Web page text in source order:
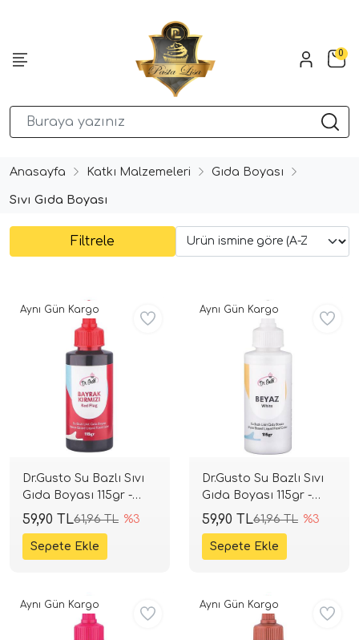
0
Anasayfa Katkı Malzemeleri Gıda Boyası
Sıvı Gıda Boyası
Filtrele
Dr.Gusto Su Bazlı Sıvı
Gıda Boyası 115gr -
Bayrak Kırmızı
61,96 TL %3
59,90 TL
Aynı Gün Kargo
Dr.Gusto Su Bazlı Sıvı
Gıda Boyası 115gr -
Beyaz
61,96 TL %3
59,90 TL
Aynı Gün Kargo
Aynı Gün Kargo Aynı Gün Kargo